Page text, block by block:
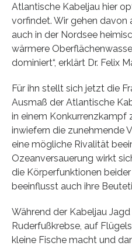
Atlantische Kabeljau hier
vorfindet. Wir gehen davon
auch in der Nordsee
wärmere
dominiert“, erklärt Dr. Felix
Für ihn stellt sich jetzt die
Ausmaß der Atlantische
in einem Konkurrenzkampf
inwiefern die zunehmende
eine mögliche Rivalität
Ozeanversauerung wirkt
die Körperfunktionen
beeinflusst auch ihre
Während der Kabeljau
Ruderfußkrebse, auf
kleine Fische macht und